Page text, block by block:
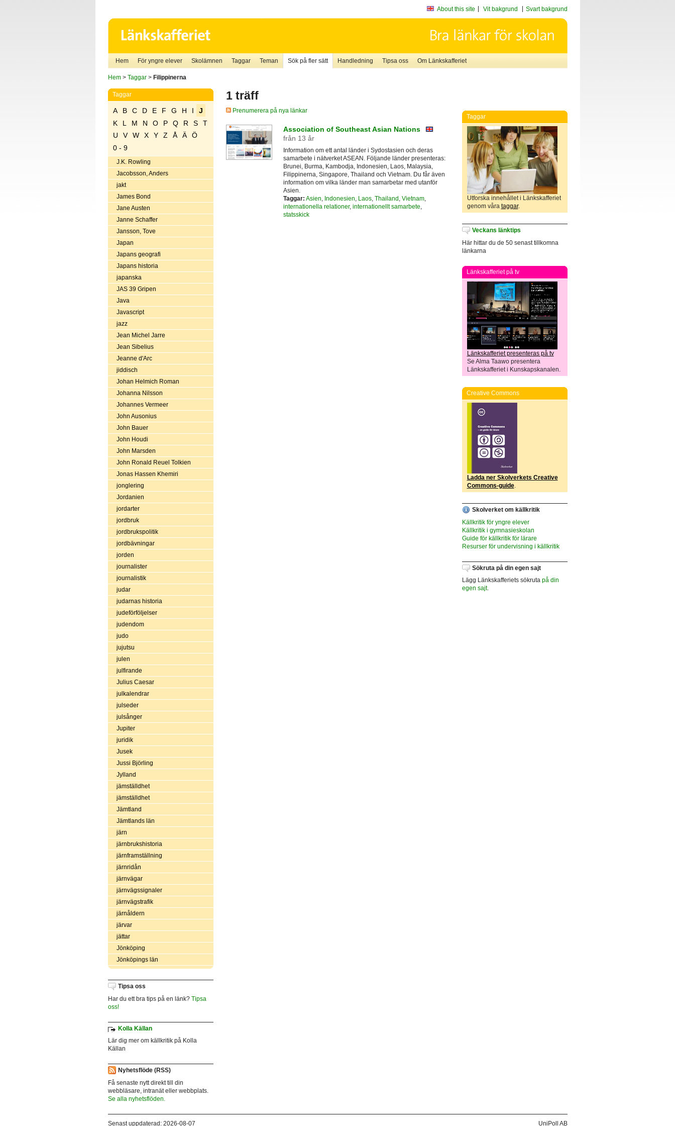
About this site Vit bakgrund Svart bakgrund
Hem För yngre elever Skolämnen Taggar Teman Sök på fler sätt Handledning Tipsa oss Om Länkskafferiet
Hem> Taggar> Filippinerna
Taggar
A B C D E F G H I
J
K
L M N O P Q R S
T
U
V W X Y Z Å Ä
Ö
0 - 9
J.K. Rowling
Jacobsson, Anders
jakt
James Bond
Jane Austen
Janne Schaffer
Jansson, Tove
Japan
Japans geografi
Japans historia
japanska
JAS 39 Gripen
Java
Javascript
jazz
Jean Michel Jarre
Jean Sibelius
Jeanne d'Arc
jiddisch
Johan Helmich Roman
Johanna Nilsson
Johannes Vermeer
John Ausonius
John Bauer
John Houdi
John Marsden
John Ronald Reuel Tolkien
Jonas Hassen Khemiri
jonglering
Jordanien
jordarter
jordbruk
jordbrukspolitik
jordbävningar
jorden
journalister
journalistik
judar
judarnas historia
judeförföljelser
judendom
judo
jujutsu
julen
julfirande
Julius Caesar
julkalendrar
julseder
julsånger
Jupiter
juridik
Jusek
Jussi Björling
Jylland
jämställdhet
jämställdhet
Jämtland
Jämtlands län
järn
järnbrukshistoria
järnframställning
järnridån
järnvägar
järnvägssignaler
järnvägstrafik
järnåldern
järvar
jättar
Jönköping
Jönköpings län
Tipsa oss
Har du ett bra tips på en länk? Tipsa
oss!
Kolla Källan
Lär dig mer om källkritik på Kolla
Källan
Nyhetsflöde (RSS)
Få senaste nytt direkt till din
webbläsare, intranät eller webbplats.
Se alla nyhetsflöden.
1 träff
Prenumerera på nya länkar
Association of Southeast Asian Nations
från 13 år
Information om ett antal länder i Sydostasien och deras
samarbete i nätverket ASEAN. Följande länder presenteras:
Brunei, Burma, Kambodja, Indonesien, Laos, Malaysia,
Filippinerna, Singapore, Thailand och Vietnam. Du får även
information om vilka länder man samarbetar med utanför
Asien.
Taggar: Asien Indonesien Laos, Thailand Vietnam,
internationella relationer, internationellt samarbete
statsskick
Taggar
Utforska innehållet i Länkskafferiet
genom våra taggar.
Veckans länktips
Här hittar du de 50 senast tillkomna
länkarna
Länkskafferiet på tv
Länkskafferiet presenteras på tv
Se Alma Taawo presentera
Länkskafferiet i Kunskapskanalen.
Creative Commons
Ladda ner Skolverkets Creative
Commons-guide.
Skolverket om källkritik
Källkritik för yngre elever
Källkritik i gymnasieskolan
Guide för källkritik för lärare
Resurser för undervisning i källkritik
Sökruta på din egen sajt
Lägg Länkskafferiets sökruta på din
egen sajt.
Senast uppdaterad: 2026-08-07 UniPoll AB